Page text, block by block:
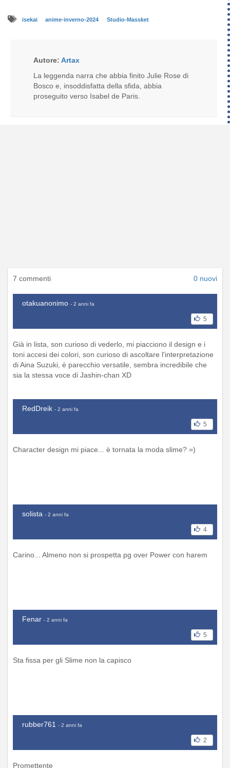
isekai anime-inverno-2024 Studio-Massket
Autore: Artax
La leggenda narra che abbia finito Julie Rose di
Bosco e, insoddisfatta della sfida, abbia
proseguito verso Isabel de Paris.
7 commenti 0 nuovi
otakuanonimo - 2 anni fa
5
Già in lista, son curioso di vederlo, mi piacciono il design e i
toni accesi dei colori, son curioso di ascoltare l'interpretazione
di Aina Suzuki, è parecchio versatile, sembra incredibile che
sia la stessa voce di Jashin-chan XD
RedDreik - 2 anni fa
5
Character design mi piace... è tornata la moda slime? =)
solista - 2 anni fa
4
Carino... Almeno non si prospetta pg over Power con harem
Fenar - 2 anni fa
5
Sta fissa per gli Slime non la capisco
rubber761 - 2 anni fa
2
Promettente